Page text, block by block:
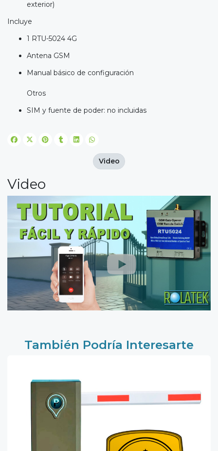
exterior)
Incluye
1 RTU-5024 4G
Antena GSM
Manual básico de configuración
Otros
SIM y fuente de poder: no incluidas
Video
Video
También Podría Interesarte